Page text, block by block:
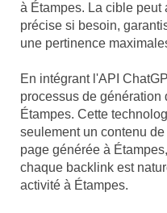
à Étampes. La cible peut
précise si besoin,
une pertinence
En intégrant l'API
processus de génération
Étampes. Cette
seulement un contenu
page générée à
chaque backlink est
activité à Étampes.